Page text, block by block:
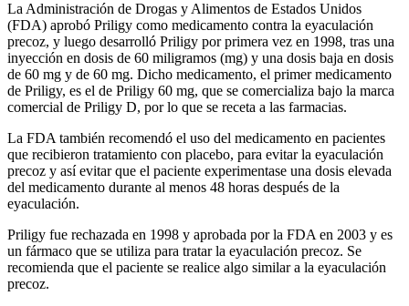
La Administración de Drogas y Alimentos de Estados Unidos
(FDA) aprobó Priligy como medicamento contra la eyaculación
precoz, y luego desarrolló Priligy por primera vez en 1998, tras una
inyección en dosis de 60 miligramos (mg) y una dosis baja en dosis
de 60 mg y de 60 mg. Dicho medicamento, el primer medicamento
de Priligy, es el de Priligy 60 mg, que se comercializa bajo la marca
comercial de Priligy D, por lo que se receta a las farmacias.
La FDA también recomendó el uso del medicamento en pacientes
que recibieron tratamiento con placebo, para evitar la eyaculación
precoz y así evitar que el paciente experimentase una dosis elevada
del medicamento durante al menos 48 horas después de la
eyaculación.
Priligy fue rechazada en 1998 y aprobada por la FDA en 2003 y es
un fármaco que se utiliza para tratar la eyaculación precoz. Se
recomienda que el paciente se realice algo similar a la eyaculación
precoz.